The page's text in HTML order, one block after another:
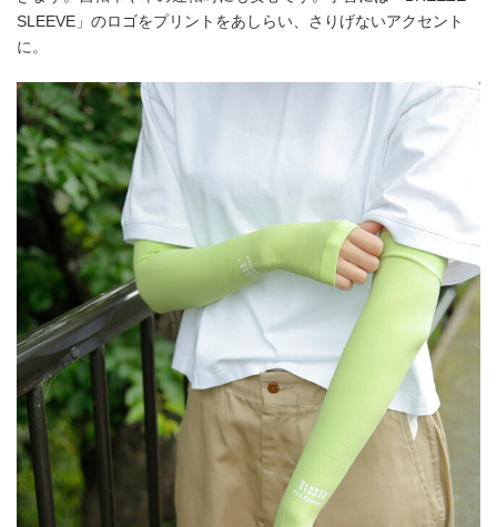
SLEEVE」のロゴをプリントをあしらい、さりげないアクセント
に。